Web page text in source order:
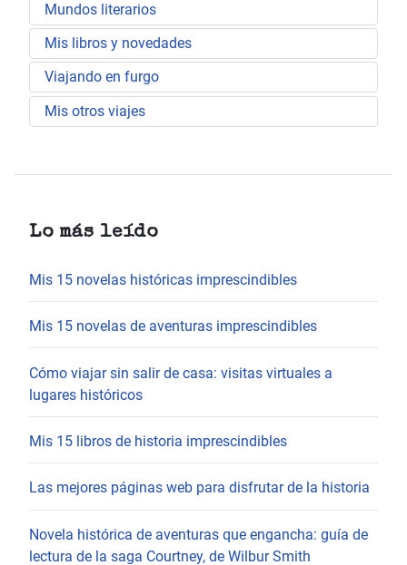
Mundos literarios
Mis libros y novedades
Viajando en furgo
Mis otros viajes
Lo más leído
Mis 15 novelas históricas imprescindibles
Mis 15 novelas de aventuras imprescindibles
Cómo viajar sin salir de casa: visitas virtuales a
lugares históricos
Mis 15 libros de historia imprescindibles
Las mejores páginas web para disfrutar de la historia
Novela histórica de aventuras que engancha: guía de
lectura de la saga Courtney, de Wilbur Smith